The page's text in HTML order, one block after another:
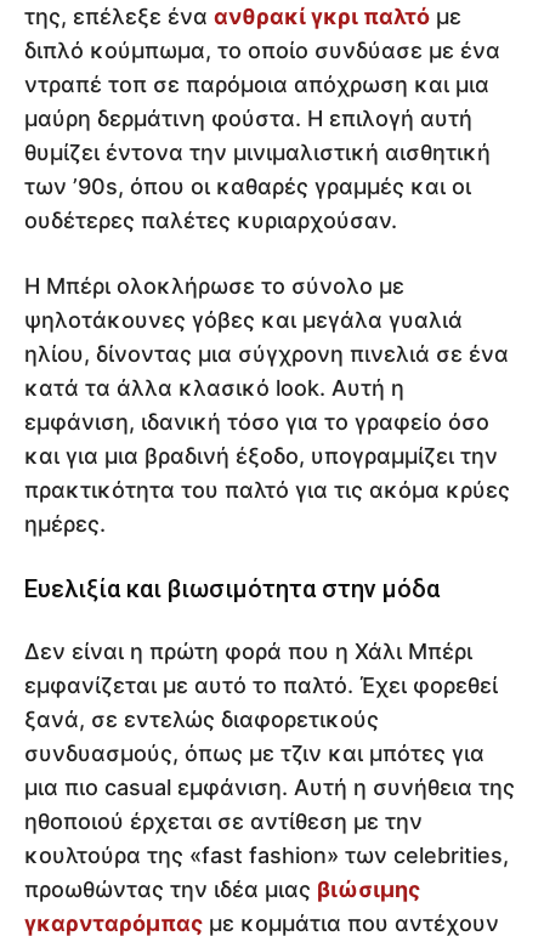
της, επέλεξε ένα ανθρακί γκρι παλτό με
διπλό κούμπωμα, το οποίο συνδύασε με ένα
ντραπέ τοπ σε παρόμοια απόχρωση και μια
μαύρη δερμάτινη φούστα. Η επιλογή αυτή
θυμίζει έντονα την μινιμαλιστική αισθητική
των ’90s, όπου οι καθαρές γραμμές και οι
ουδέτερες παλέτες κυριαρχούσαν.
Η Μπέρι ολοκλήρωσε το σύνολο με
ψηλοτάκουνες γόβες και μεγάλα γυαλιά
ηλίου, δίνοντας μια σύγχρονη πινελιά σε ένα
κατά τα άλλα κλασικό look. Αυτή η
εμφάνιση, ιδανική τόσο για το γραφείο όσο
και για μια βραδινή έξοδο, υπογραμμίζει την
πρακτικότητα του παλτό για τις ακόμα κρύες
ημέρες.
Ευελιξία και βιωσιμότητα στην μόδα
Δεν είναι η πρώτη φορά που η Χάλι Μπέρι
εμφανίζεται με αυτό το παλτό. Έχει φορεθεί
ξανά, σε εντελώς διαφορετικούς
συνδυασμούς, όπως με τζιν και μπότες για
μια πιο casual εμφάνιση. Αυτή η συνήθεια της
ηθοποιού έρχεται σε αντίθεση με την
κουλτούρα της «fast fashion» των celebrities,
προωθώντας την ιδέα μιας βιώσιμης
γκαρνταρόμπας με κομμάτια που αντέχουν